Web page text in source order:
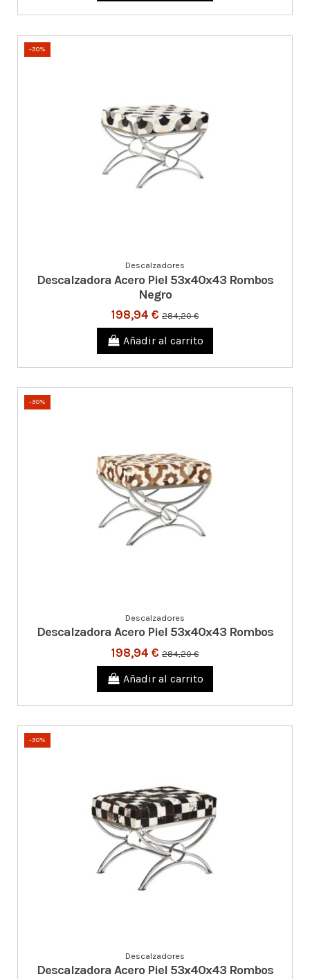
-30%
Descalzadores
Descalzadora Acero Piel 53x40x43 Rombos
Negro
198,94 € 284,20 €
Añadir al carrito
-30%
Descalzadores
Descalzadora Acero Piel 53x40x43 Rombos
198,94 € 284,20 €
Añadir al carrito
-30%
Descalzadores
Descalzadora Acero Piel 53x40x43 Rombos